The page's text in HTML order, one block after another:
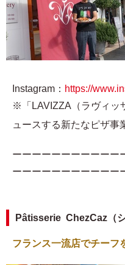
Instagram： https://
※「LAVIZZA（ラヴィッ
ュースする新たなピザ事
ーーーーーーーーーーー
ーーーーーーーーーーー
Pâtisserie ChezCaz（シ
フランス一流店でチーフ